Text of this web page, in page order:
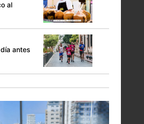
al
antes